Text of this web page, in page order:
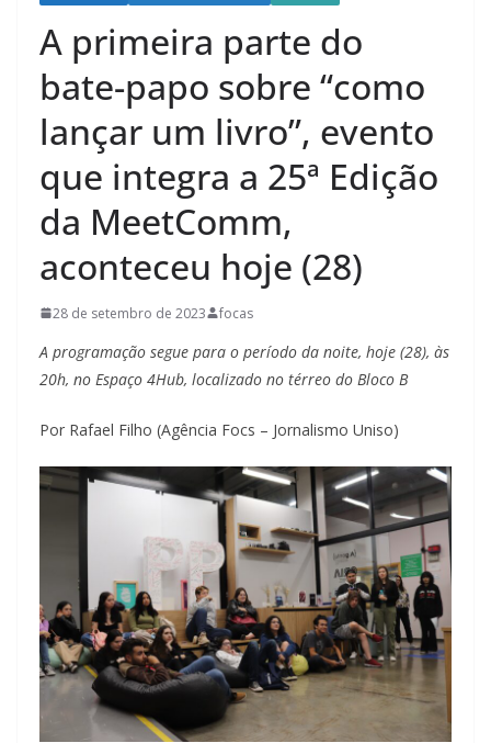
A primeira parte do
bate-papo sobre “como
lançar um livro”, evento
que integra a 25ª Edição
da MeetComm,
aconteceu hoje (28)
28 de setembro de 2023 focas
A programação segue para o período da noite, hoje (28), às
20h, no Espaço 4Hub, localizado no térreo do Bloco B
Por Rafael Filho (Agência Focs – Jornalismo Uniso)